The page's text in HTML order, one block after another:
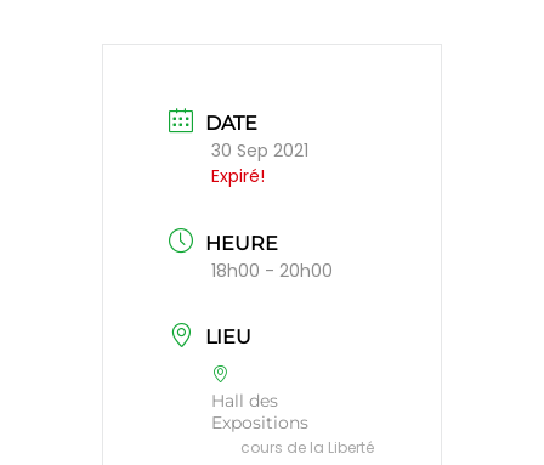
DATE
30 Sep 2021
Expiré!
HEURE
18h00 - 20h00
LIEU
Hall des
Expositions
cours de la Liberté